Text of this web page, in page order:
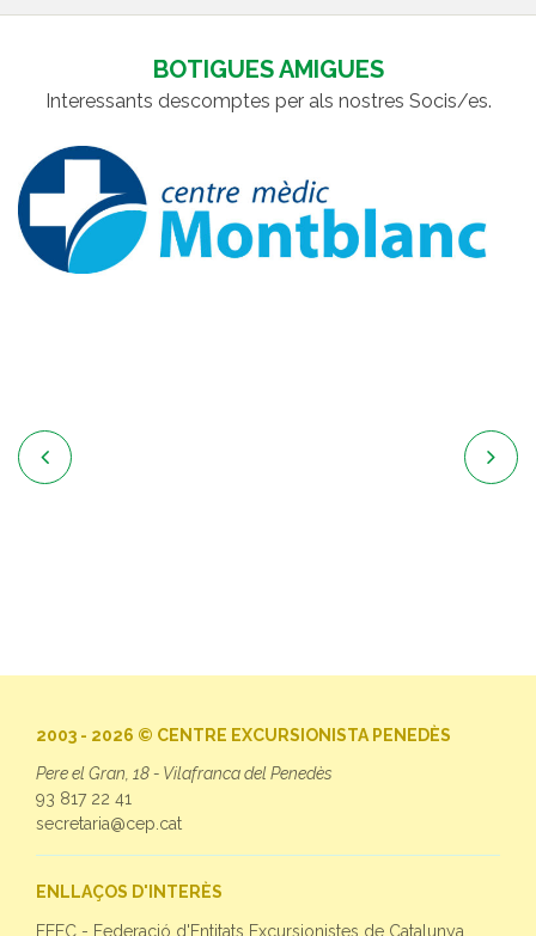
BOTIGUES AMIGUES
Interessants descomptes per als nostres Socis/es.
 
2003 - 2026 © CENTRE EXCURSIONISTA PENEDÈS
Pere el Gran, 18 - Vilafranca del Penedès
93 817 22 41
secretaria@cep.cat
ENLLAÇOS D'INTERÈS
FEEC - Federació d'Entitats Excursionistes de Catalunya